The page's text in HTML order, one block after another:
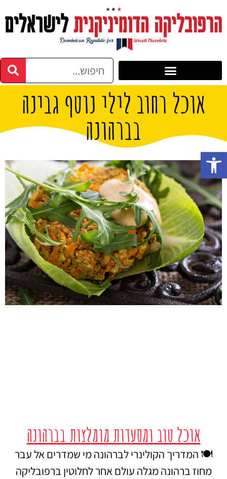
אוכל רחוב לילי נוטף גבינה
בברהונה
אוכל טוב ומסעדות מומלצות בברהונה
🍽️ המדריך הקולינרי לברהונה מי שמדרים אל עבר
מחוז ברהונה מגלה עולם אחר לחלוטין ברפובליקה
פתח סרגל נגישות